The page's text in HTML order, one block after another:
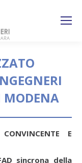
MODENA
E
sincrona della